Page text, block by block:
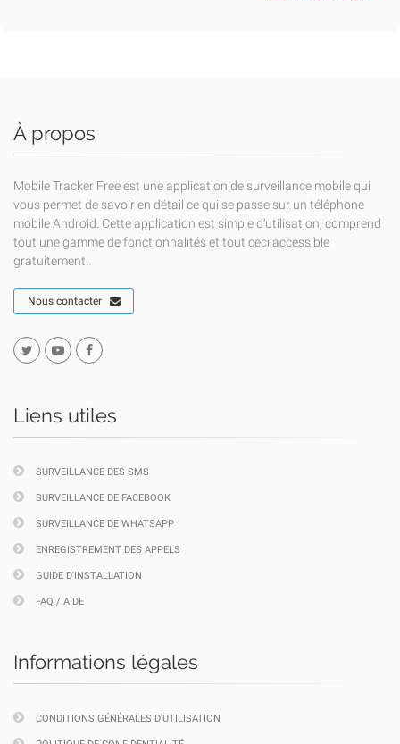
À propos
Mobile Tracker Free est une application de surveillance mobile qui
vous permet de savoir en détail ce qui se passe sur un téléphone
mobile Android. Cette application est simple d'utilisation, comprend
tout une gamme de fonctionnalités et tout ceci accessible
gratuitement.
Nous contacter
Liens utiles
SURVEILLANCE DES SMS
SURVEILLANCE DE FACEBOOK
SURVEILLANCE DE WHATSAPP
ENREGISTREMENT DES APPELS
GUIDE D'INSTALLATION
FAQ / AIDE
Informations légales
CONDITIONS GÉNÉRALES D'UTILISATION